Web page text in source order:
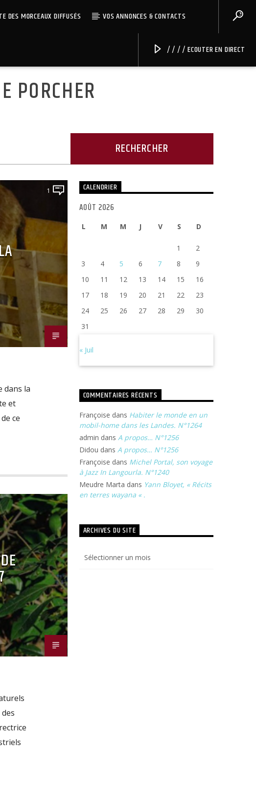
DES MORCEAUX DIFFUSÉS VOS ANNONCES & CONTACTS
/ / / / ECOUTER EN DIRECT
PORCHER
1
dans la
et
ce
CALENDRIER
AOÛT 2026
L M M J V S D
1
2
3
4 5 6 7 8
9
10
11 12 13 14 15
16
17
18 19 20 21 22
23
24
25 26 27 28 29
30
31
« Juil
COMMENTAIRES RÉCENTS
Françoise dans Habiter le monde en un
mobil-home dans les Landes. N°1264
admin dans A propos… N°1256
Didou dans A propos… N°1256
Françoise dans Michel Portal, son voyage
à Jazz In Langourla. N°1240
Meudre Marta dans Yann Bloyet, « Récits
en terres wayana « .
ARCHIVES DU SITE
du